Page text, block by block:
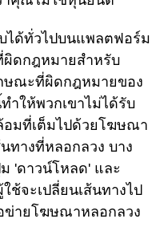
ได้ทั่วไปบนแพลตฟอร์ม
ผิดกฎหมายสำหรับ
ษณะที่ผิดกฎหมายของ
ำให้พวกเขาไม่ได้รับ
อมที่เต็มไปด้วยโฆษณา
ทางที่หลอกลวง บาง
'ดาวน์โหลด' และ
ช้จะเปลี่ยนเส้นทางไป
ข่ายโฆษณาหลอกลวง